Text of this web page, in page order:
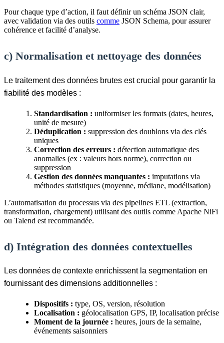
Pour chaque type d’action, il faut définir un schéma JSON clair,
avec validation via des outils comme JSON Schema, pour assurer
cohérence et facilité d’analyse.
c) Normalisation et nettoyage des données
Le traitement des données brutes est crucial pour garantir la
fiabilité des modèles :
Standardisation : uniformiser les formats (dates, heures,
unité de mesure)
Déduplication : suppression des doublons via des clés
uniques
Correction des erreurs : détection automatique des
anomalies (ex : valeurs hors norme), correction ou
suppression
Gestion des données manquantes : imputations via
méthodes statistiques (moyenne, médiane, modélisation)
L’automatisation du processus via des pipelines ETL (extraction,
transformation, chargement) utilisant des outils comme Apache NiFi
ou Talend est recommandée.
d) Intégration des données contextuelles
Les données de contexte enrichissent la segmentation en
fournissant des dimensions additionnelles :
Dispositifs : type, OS, version, résolution
Localisation : géolocalisation GPS, IP, localisation précise
Moment de la journée : heures, jours de la semaine,
événements saisonniers